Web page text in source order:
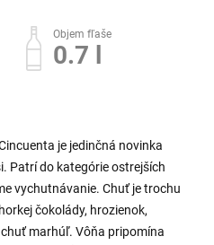
Objem fľaše
0.7 l
je jedinčná novinka
Patrí do kategórie ostrejších
vychutnávanie. Chuť je trochu
čokolády, hrozienok,
marhúľ. Vôňa pripomína